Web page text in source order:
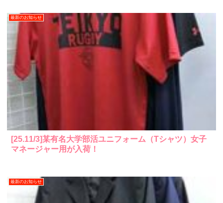
最新のお知らせ
[25.11/3]某有名大学部活ユニフォーム（Tシャツ）女子
マネージャー用が入荷！
最新のお知らせ